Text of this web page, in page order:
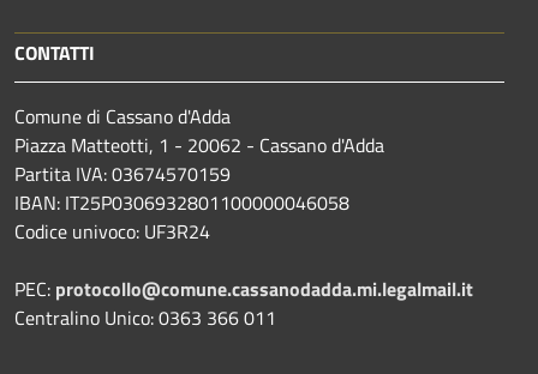
CONTATTI
Comune di Cassano d'Adda
Piazza Matteotti, 1 - 20062 - Cassano d'Adda
Partita IVA: 03674570159
IBAN: IT25P0306932801100000046058
Codice univoco: UF3R24
PEC: protocollo@comune.cassanodadda.mi.legalmail.it
Centralino Unico: 0363 366 011